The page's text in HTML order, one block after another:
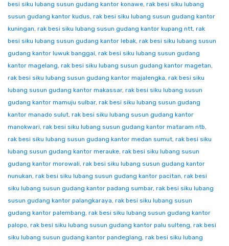
besi siku lubang susun gudang kantor konawe, rak besi siku lubang
susun gudang kantor kudus, rak besi siku lubang susun gudang kantor
kuningan, rak besi siku lubang susun gudang kantor kupang ntt, rak
besi siku lubang susun gudang kantor lebak, rak besi siku lubang susun
gudang kantor luwuk banggai, rak besi siku lubang susun gudang
kantor magelang, rak besi siku lubang susun gudang kantor magetan,
rak besi siku lubang susun gudang kantor majalengka, rak besi siku
lubang susun gudang kantor makassar, rak besi siku lubang susun
gudang kantor mamuju sulbar, rak besi siku lubang susun gudang
kantor manado sulut, rak besi siku lubang susun gudang kantor
manokwari, rak besi siku lubang susun gudang kantor mataram ntb,
rak besi siku lubang susun gudang kantor medan sumut, rak besi siku
lubang susun gudang kantor merauke, rak besi siku lubang susun
gudang kantor morowali, rak besi siku lubang susun gudang kantor
nunukan, rak besi siku lubang susun gudang kantor pacitan, rak besi
siku lubang susun gudang kantor padang sumbar, rak besi siku lubang
susun gudang kantor palangkaraya, rak besi siku lubang susun
gudang kantor palembang, rak besi siku lubang susun gudang kantor
palopo, rak besi siku lubang susun gudang kantor palu sulteng, rak besi
siku lubang susun gudang kantor pandeglang, rak besi siku lubang